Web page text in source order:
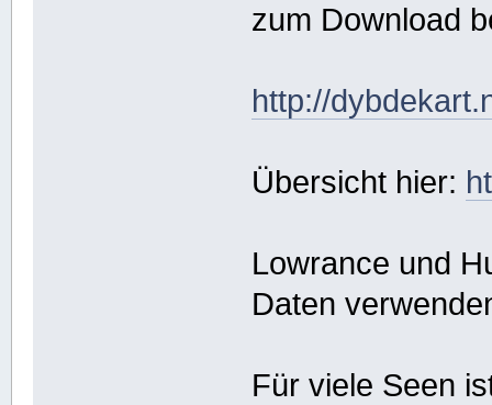
zum Download
http://
Übersicht hier:
Lowrance und
Daten
Für viele Seen